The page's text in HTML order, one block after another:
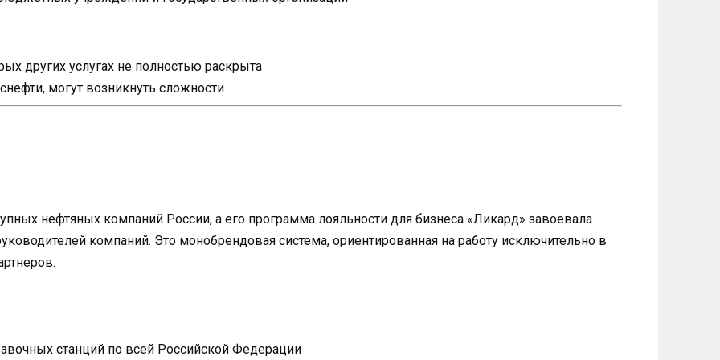
других услугах не полностью раскрыта
могут возникнуть сложности
нефтяных компаний России, а его программа лояльности для бизнеса «Ликард» завоевала
компаний. Это монобрендовая система, ориентированная на работу исключительно в
станций по всей Российской Федерации